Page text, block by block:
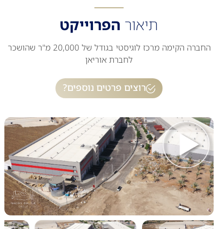
תיאור הפרוייקט
החברה הקימה מרכז לוגיסטי בגודל של 20,000 מ"ר שהושכר
לחברת אוריאן
רוצים פרטים נוספים?